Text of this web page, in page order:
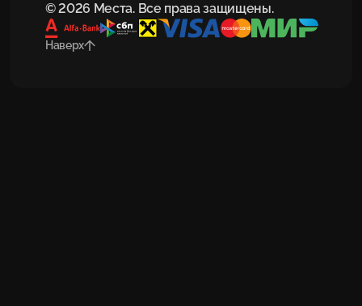
© 2026 Места. Все права защищены.
Наверх